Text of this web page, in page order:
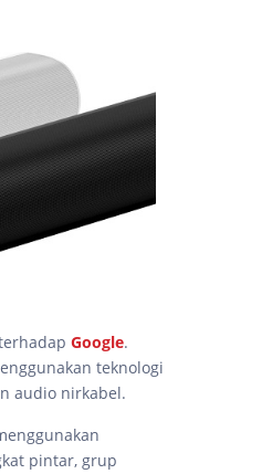
Google.
teknologi
audio nirkabel.
pintar, grup